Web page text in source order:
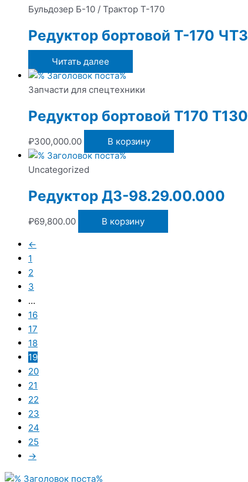
Бульдозер Б-10 / Трактор Т-170
Редуктор бортовой Т-170 ЧТЗ
Читать далее
Запчасти для спецтехники
Редуктор бортовой Т170 Т130
₽300,000.00 В корзину
Uncategorized
Редуктор ДЗ-98.29.00.000
₽69,800.00 В корзину
←
1
2
3
…
16
17
18
19
20
21
22
23
24
25
→